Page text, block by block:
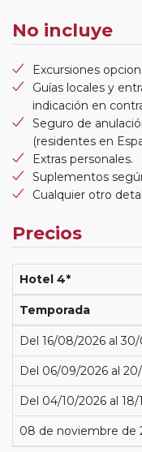
No incluye
Excursiones
Guías locales y
indicación en
Seguro de
(residentes en
Extras personales.
Suplementos
Cualquier otro
Precios
Hotel 4*
Temporada
Del 16/08/2026 al
Del 06/09/2026 al
Del 04/10/2026 al 18/
08 de noviembre de